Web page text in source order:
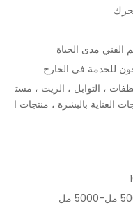
الفني مدى الحياة
للخدمة في الخارج
، التوابل ، الزيت ، مست
العناية بالبشرة ، منتجات ا